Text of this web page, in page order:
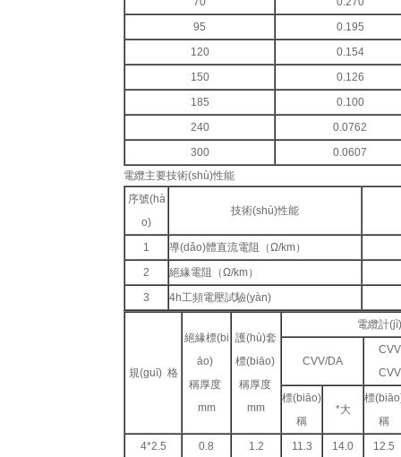
95
0.195
120
0.154
150
0.126
185
0.100
240
0.0762
300
0.0607
電纜主要技術(shù)性能
序號(hà
o)
技術(shù)性能
1
導(dǎo)體直流電阻（Ω/km）
2
絕緣電阻（Ω/km）
3
4h工頻電壓試驗(yàn)
規(guī) 格
絕緣標(bi
āo)
稱厚度
mm
護(hù)套
標(biāo)
稱厚度
mm
電纜計
CVV/DA
標(biāo)
稱
*大
標
稱
4*2.5
0.8 1.2 11.3 14.0
12.5